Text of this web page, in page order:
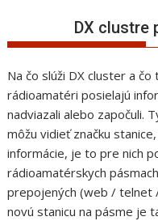
DX clustre
Na čo slúži DX cluster a
rádioamatéri posielajú
nadviazali alebo započuli.
môžu vidieť značku
informácie, je to pre nich
rádioamatérskych
prepojených (web / telnet
novú stanicu na pásme je